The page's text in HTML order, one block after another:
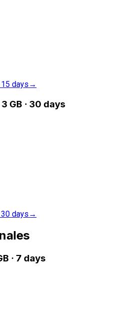
15 days →
GB · 30 days
30 days →
· 7 days